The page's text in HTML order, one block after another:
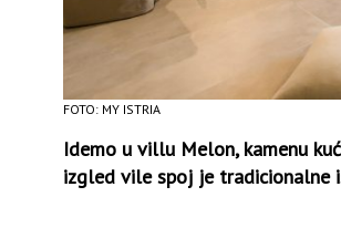
FOTO: MY ISTRIA
Idemo u villu Melon, kamenu
izgled vile spoj je tradicionalne